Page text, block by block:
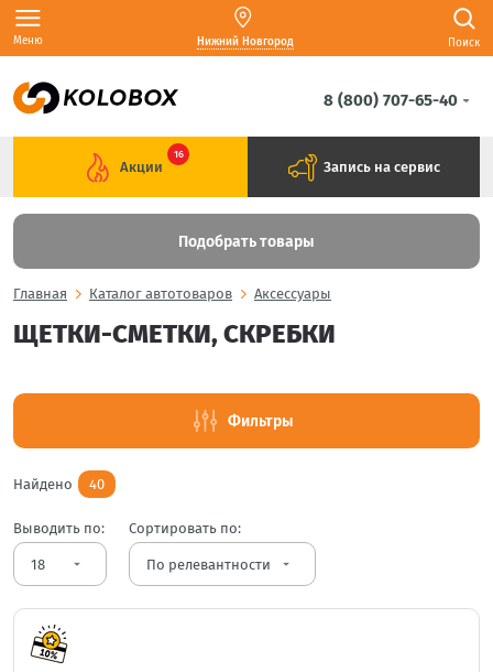
Меню Нижний Новгород Поиск
8 (800) 707-65-40
Акции
16
Запись на сервис
Подобрать товары
Главная Каталог автотоваров Аксессуары
ЩЕТКИ-СМЕТКИ, СКРЕБКИ
Фильтры
Найдено 40
Выводить по:
arrow_drop_down
Сортировать по:
arrow_drop_down